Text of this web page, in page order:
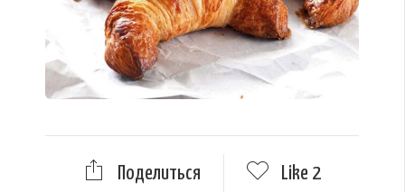
Поделиться Like 2